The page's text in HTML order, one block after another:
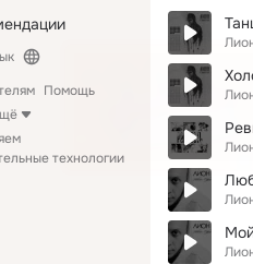
Помощь
технологии